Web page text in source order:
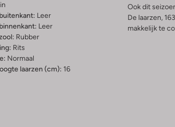
Leer
Leer
Rubber
Rits
Normaal
laarzen (cm): 16
Ook dit
De laarzen,
makkelijk te